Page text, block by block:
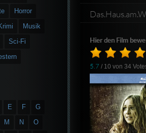
Hier den Film
5.7 / 10 von34
Horror
Musik
Sci-Fi
E F
G
M N
O